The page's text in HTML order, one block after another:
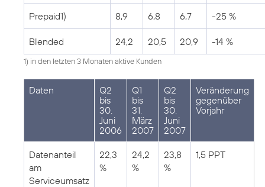
Prepaid1) 8,9 6,8 6,7 -25 %
Blended 24,2 20,5 20,9 -14 %
1) in den letzten 3 Monaten aktive Kunden
Daten
Q2
bis
30.
Juni
2006
Q1
bis
31.
März
2007
Q2
bis
30.
Juni
2007
Veränderung
gegenüber
Vorjahr
Datenanteil
am
Serviceumsatz
22,3
%
24,2
%
23,8
%
1,5 PPT